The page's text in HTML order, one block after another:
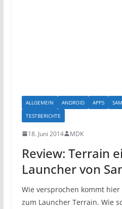
ALLGEMEIN ANDROID APPS
TESTBERICHTE
18. Juni 2014 MDK
Review: Terrain
Launcher von
Wie versprochen kommt
zum Launcher Terrain. Wie